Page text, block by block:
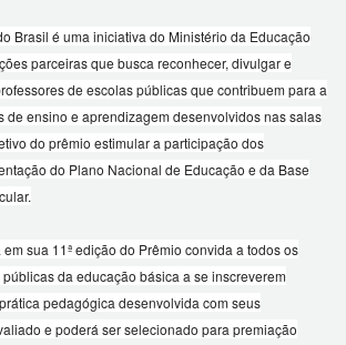
Brasil é uma iniciativa do Ministério da Educação
parceiras que busca reconhecer, divulgar e
de escolas públicas que contribuem para a
de ensino e aprendizagem desenvolvidos nas salas
do prêmio estimular a participação dos
do Plano Nacional de Educação e da Base
sua 11ª edição do Prêmio convida a todos os
da educação básica a se inscreverem
pedagógica desenvolvida com seus
e poderá ser selecionado para premiação